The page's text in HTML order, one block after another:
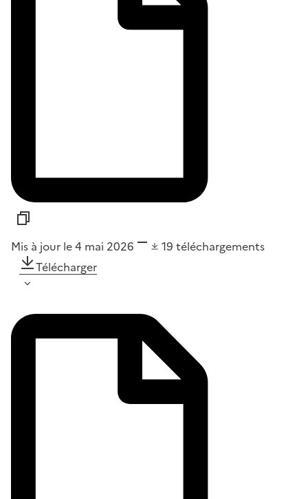
Mis à jour le 4 mai 2026 19 téléchargements
Télécharger